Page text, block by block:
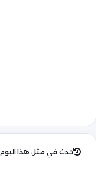
حدث في مثل هذا اليوم